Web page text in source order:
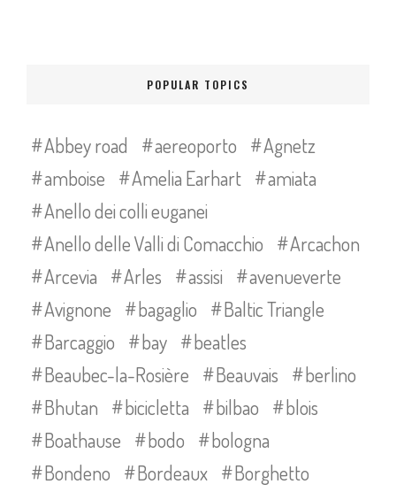
POPULAR TOPICS
Abbey road aereoporto
Agnetz
amboise
Amelia Earhart
amiata
Anello dei colli euganei
Anello delle Valli di Comacchio
Arcachon
Arcevia
Arles assisi
avenueverte
Avignone
bagaglio
Baltic Triangle
Barcaggio
bay
beatles
Beaubec-la-Rosière
Beauvais
berlino
Bhutan
bicicletta bilbao
blois
Boathause
bodo
bologna
Bondeno
Bordeaux
Borghetto